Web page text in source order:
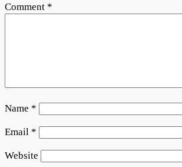
Comment *
Name *
Email *
Website